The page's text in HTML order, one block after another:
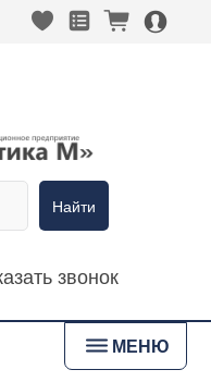
heart_fill square_favorites_fill cart_fill person_alt_circle_fill
Найти
звонок
bars МЕНЮ